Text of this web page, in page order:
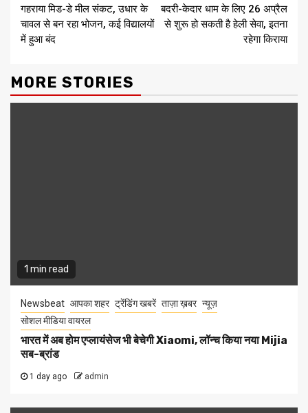
गहराया मिड-डे मील संकट, उधार के
चावल से बन रहा भोजन, कई विद्यालयों
में हुआ बंद
बदरी-केदार धाम के लिए 26 अप्रैल
से शुरू हो सकती है हेली सेवा, इतना
रहेगा किराया
MORE STORIES
1 min read
Newsbeat आपका शहर ट्रेंडिंग खबरें ताज़ा ख़बर न्यूज़
सोशल मीडिया वायरल
भारत में अब होम एप्लायंसेज भी बेचेगी Xiaomi, लॉन्च किया नया Mijia
सब-ब्रांड
1 day ago admin